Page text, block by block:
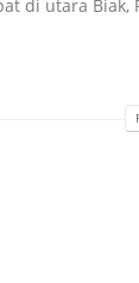
di utara Biak,